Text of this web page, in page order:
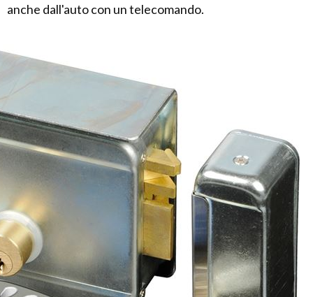
anche dall'auto con un telecomando.